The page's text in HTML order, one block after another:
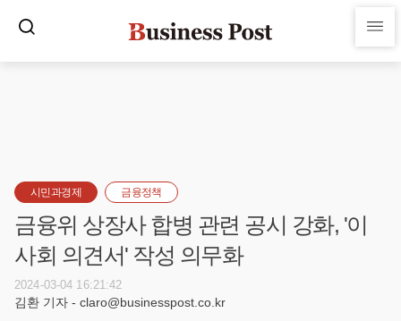
시민과경제 금융정책
금융위 상장사 합병 관련 공시 강화, '이
사회 의견서' 작성 의무화
2024-03-04 16:21:42
김환 기자 - claro@businesspost.co.kr